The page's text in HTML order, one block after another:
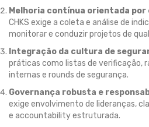
Melhoria contínua orientada por
CHKS exige a coleta e análise de
monitorar e conduzir projetos de
Integração da cultura de
práticas como listas de verificação,
internas e rounds de segurança.
Governança robusta e
exige envolvimento de lideranças,
e accountability estruturada.